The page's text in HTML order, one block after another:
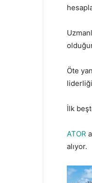
Öte
İlk
ATOR
alıyor.